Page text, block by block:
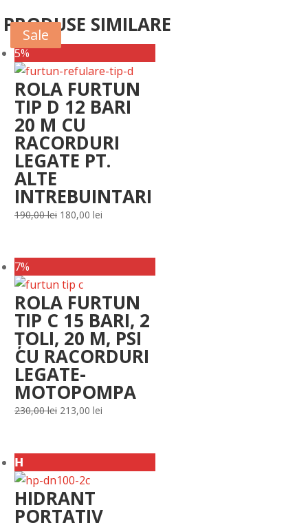
PRODUSE SIMILARE
5%
Sale
ROLA FURTUN
TIP D 12 BARI
20 M CU
RACORDURI
LEGATE PT.
ALTE
INTREBUINTARI
190,00lei Prețul
190,00 lei.
180,00 lei
7%
Sale
ROLA FURTUN
TIP C 15 BARI, 2
ȚOLI, 20 M, PSI
CU RACORDURI
LEGATE-
MOTOPOMPA
230,00lei Prețul
230,00 lei.
213,00 lei
𝗛
HIDRANT
PORTATIV